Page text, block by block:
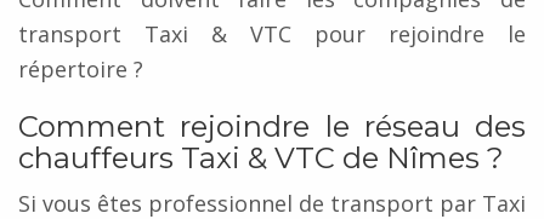
transport Taxi & VTC pour rejoindre le
répertoire ?
Comment rejoindre le réseau des
chauffeurs Taxi & VTC de Nîmes ?
Si vous êtes professionnel de transport par Taxi